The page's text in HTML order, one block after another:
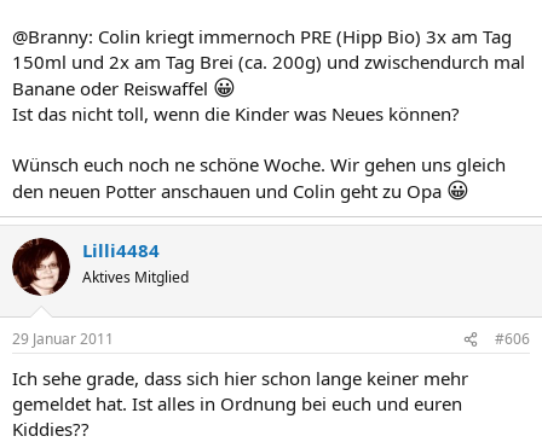
@Branny: Colin kriegt immernoch PRE (Hipp Bio) 3x am Tag
150ml und 2x am Tag Brei (ca. 200g) und zwischendurch mal
Banane oder Reiswaffel 😀
Ist das nicht toll, wenn die Kinder was Neues können?
Wünsch euch noch ne schöne Woche. Wir gehen uns gleich
den neuen Potter anschauen und Colin geht zu Opa 😀
Lilli4484
Aktives Mitglied
29 Januar 2011 #606
Ich sehe grade, dass sich hier schon lange keiner mehr
gemeldet hat. Ist alles in Ordnung bei euch und euren
Kiddies??